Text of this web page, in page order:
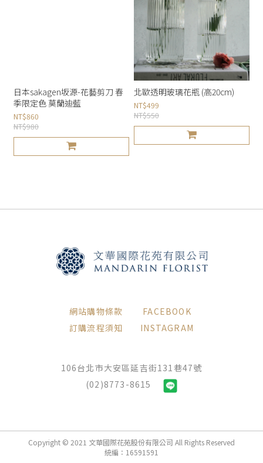
日本sakagen坂源-花藝剪刀 春
季限定色 莫蘭迪藍
NT$860
NT$980
北歐透明玻璃花瓶 (高20cm)
NT$499
NT$550
網站購物條款
訂購流程須知
FACEBOOK
INSTAGRAM
106台北市大安區延吉街131巷47號
(02)8773-8615
Copyright © 2021 文華國際花苑股份有限公司 All Rights Reserved
統編：16591591